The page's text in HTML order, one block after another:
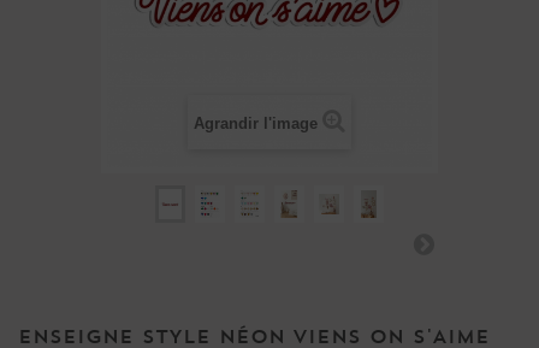
Agrandir l'image
ENSEIGNE STYLE NÉON VIENS ON S'AIME